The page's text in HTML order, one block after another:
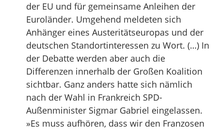
der EU und für gemeinsame Anleihen der
Euroländer. Umgehend meldeten sich
Anhänger eines Austeritätseuropas und der
deutschen Standortinteressen zu Wort. (…) In
der Debatte werden aber auch die
Differenzen innerhalb der Großen Koalition
sichtbar. Ganz anders hatte sich nämlich
nach der Wahl in Frankreich SPD-
Außenminister Sigmar Gabriel eingelassen.
»Es muss aufhören, dass wir den Franzosen